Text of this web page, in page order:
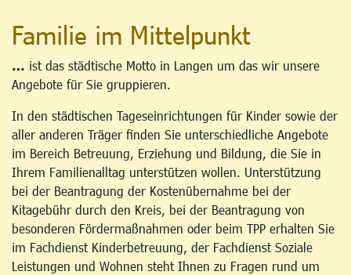
Familie im Mittelpunkt
… ist das städtische Motto in Langen um das wir unsere
Angebote für Sie gruppieren.
In den städtischen Tageseinrichtungen für Kinder sowie der
aller anderen Träger finden Sie unterschiedliche Angebote
im Bereich Betreuung, Erziehung und Bildung, die Sie in
Ihrem Familienalltag unterstützen wollen. Unterstützung
bei der Beantragung der Kostenübernahme bei der
Kitagebühr durch den Kreis, bei der Beantragung von
besonderen Fördermaßnahmen oder beim TPP erhalten Sie
im Fachdienst Kinderbetreuung, der Fachdienst Soziale
Leistungen und Wohnen steht Ihnen zu Fragen rund um